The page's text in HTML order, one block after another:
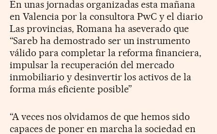
En unas jornadas organizadas esta mañana
en Valencia por la consultora PwC y el diario
Las provincias, Romana ha aseverado que
“Sareb ha demostrado ser un instrumento
válido para completar la reforma financiera,
impulsar la recuperación del mercado
inmobiliario y desinvertir los activos de la
forma más eficiente posible”
“A veces nos olvidamos de que hemos sido
capaces de poner en marcha la sociedad en